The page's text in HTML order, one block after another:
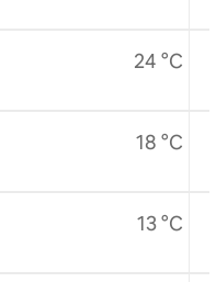
24 °C
18 °C
13 °C